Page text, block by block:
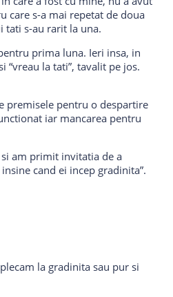
care s-a mai repetat de doua
tati s-au rarit la una.
prima luna. Ieri insa, in
la tati”, tavalit pe jos.
premisele pentru o despartire
iar mancarea pentru
am primit invitatia de a
cand ei incep gradinita”.
la gradinita sau pur si